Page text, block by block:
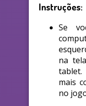
Instruções:
Se
na
mais
no